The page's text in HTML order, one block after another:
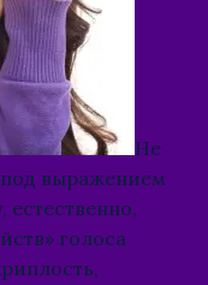
Не
под выражением
естественно,
голоса